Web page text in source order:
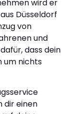
wird er
Düsseldorf
von
und
dass dein
um nichts
dir einen